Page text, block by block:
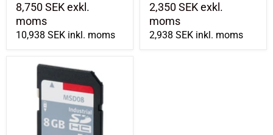
8,750 SEKexkl.
moms
10,938 SEK inkl. moms
2,350 SEKexkl.
moms
2,938 SEK inkl. moms
Leica MSD08 SD-minneskort av industriell kvalitet på 8 GB